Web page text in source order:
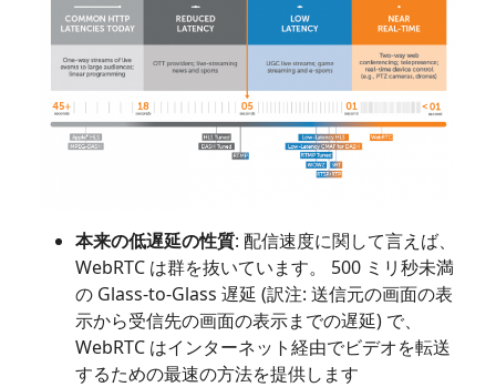
本来の低遅延の性質: 配信速度に関して言えば、
WebRTC は群を抜いています。 500 ミリ秒未満
の Glass-to-Glass 遅延 (訳注: 送信元の画面の表
示から受信先の画面の表示までの遅延) で、
WebRTC はインターネット経由でビデオを転送
するための最速の方法を提供します